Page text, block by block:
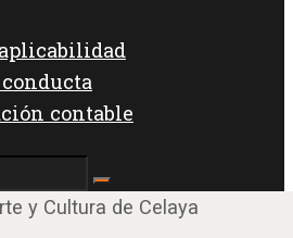
contable